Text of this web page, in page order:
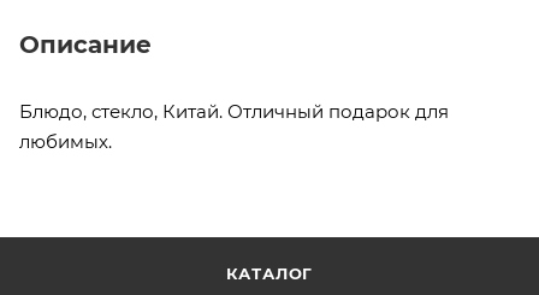
Описание
Блюдо, стекло, Китай. Отличный подарок для
любимых.
КАТАЛОГ